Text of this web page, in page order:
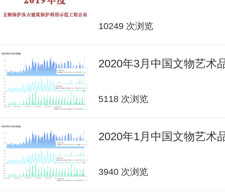
10249 次浏览
2020年3月中国文物艺术
5118 次浏览
2020年1月中国文物艺术
3940 次浏览